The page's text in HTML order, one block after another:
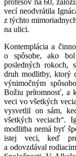
vecí neodvrátila
z týchto
na ulici.
Kontemplácia a
o spôsobe, ako
posledných rokoch,
druh modlitby, ktorý
výnimočným
Božiu prítomnosť, a
veci vo všetkých
vysvetlil on sám,
všetkých veciach“.
modlitba nemá byť
istej veci, keď
a odovzdával